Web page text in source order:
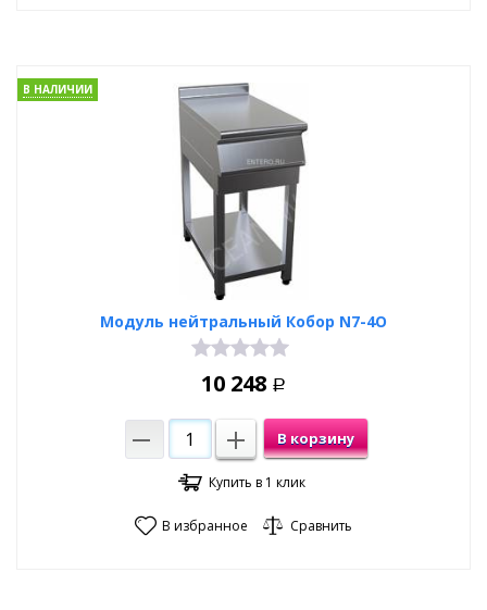
Модуль нейтральный Кобор N7-4O
В НАЛИЧИИ
10 248 Р
В корзину
Купить в 1 клик
В избранное Сравнить